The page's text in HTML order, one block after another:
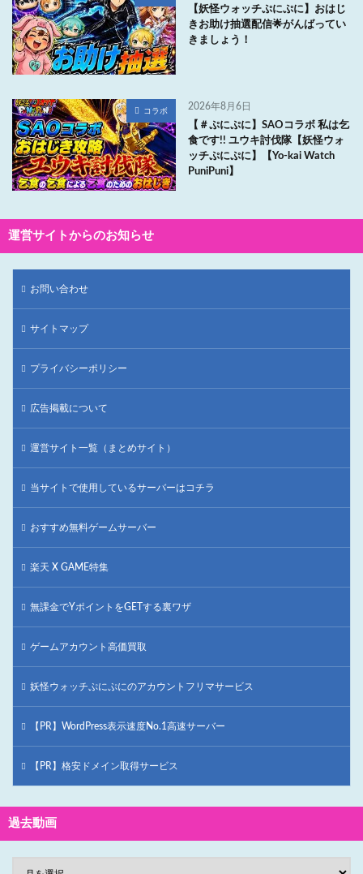
【妖怪ウォッチぷにぷに】おはじ
きお助け抽選配信🌟がんばってい
きましょう！
コラボ 2026年8月6日
【＃ぷにぷに】SAOコラボ 私は乞
食です!! ユウキ討伐隊【妖怪ウォ
ッチぷにぷに】【Yo-kai Watch
PuniPuni】
運営サイトからのお知らせ
お問い合わせ
サイトマップ
プライバシーポリシー
広告掲載について
運営サイト一覧（まとめサイト）
当サイトで使用しているサーバーはコチラ
おすすめ無料ゲームサーバー
楽天 X GAME特集
無課金でYポイントをGETする裏ワザ
ゲームアカウント高価買取
妖怪ウォッチぷにぷにのアカウントフリマサービス
【PR】WordPress表示速度No.1高速サーバー
【PR】格安ドメイン取得サービス
過去動画